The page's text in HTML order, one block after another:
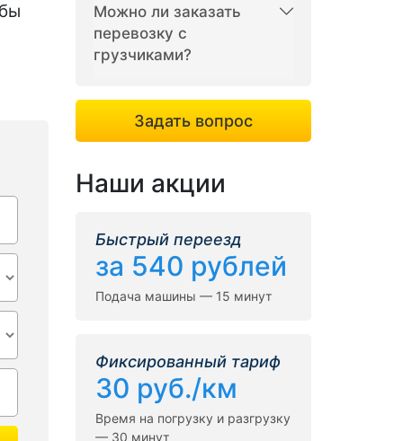
Можно ли заказать
перевозку с
грузчиками?
Задать вопрос
Наши акции
Быстрый переезд
за 540 рублей
Подача машины — 15 минут
Фиксированный тариф
30 руб./км
Время на погрузку и разгрузку
— 30 минут